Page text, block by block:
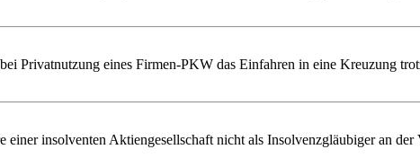
Privatnutzung eines Firmen-PKW das Einfahren in eine Kreuzung
insolventen Aktiengesellschaft nicht als Insolvenzgläubiger an der